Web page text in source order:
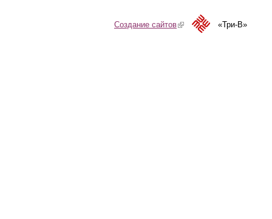
Создание сайтов(link is external)«Три-В»